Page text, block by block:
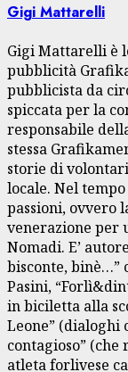
Gigi Mattarelli
Gigi Mattarelli è
pubblicità
pubblicista da
spiccata per la
responsabile
stessa
storie di
locale. Nel
passioni, ovvero
venerazione per
Nomadi. E’
bisconte, binè…”
Pasini,
in biciletta alla
Leone” (dialoghi
contagioso”
atleta forlivese